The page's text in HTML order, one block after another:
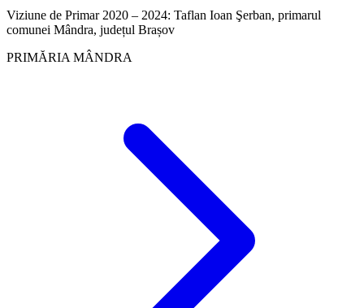
Viziune de Primar 2020 – 2024: Taflan Ioan Şerban, primarul
comunei Mândra, județul Brașov
PRIMĂRIA MÂNDRA